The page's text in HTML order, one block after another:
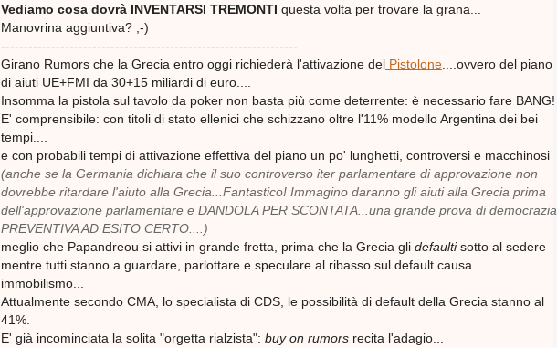
Vediamo cosa dovrà INVENTARSI TREMONTI questa volta per trovare la grana...
Manovrina aggiuntiva? ;-)
-----------------------------------------------------------------
Girano Rumors che la Grecia entro oggi richiederà l'attivazione del Pistolone ....ovvero del piano
di aiuti UE+FMI da 30+15 miliardi di euro....
Insomma la pistola sul tavolo da poker non basta più come deterrente: è necessario fare BANG!
E' comprensibile: con titoli di stato ellenici che schizzano oltre l'11% modello Argentina dei bei
tempi....
e con probabili tempi di attivazione effettiva del piano un po' lunghetti, controversi e macchinosi
(anche se la Germania dichiara che il suo controverso iter parlamentare di approvazione non
dovrebbe ritardare l'aiuto alla Grecia...Fantastico! Immagino daranno gli aiuti alla Grecia prima
dell'approvazione parlamentare e DANDOLA PER SCONTATA...una grande prova di democrazia
PREVENTIVA AD ESITO CERTO....)
meglio che Papandreou si attivi in grande fretta, prima che la Grecia gli defaultisotto al sedere
mentre tutti stanno a guardare, parlottare e speculare al ribasso sul default causa
immobilismo...
Attualmente secondo CMA, lo specialista di CDS, le possibilità di default della Grecia stanno al
41%.
E' già incominciata la solita "orgetta rialzista": buy on rumors recita l'adagio...